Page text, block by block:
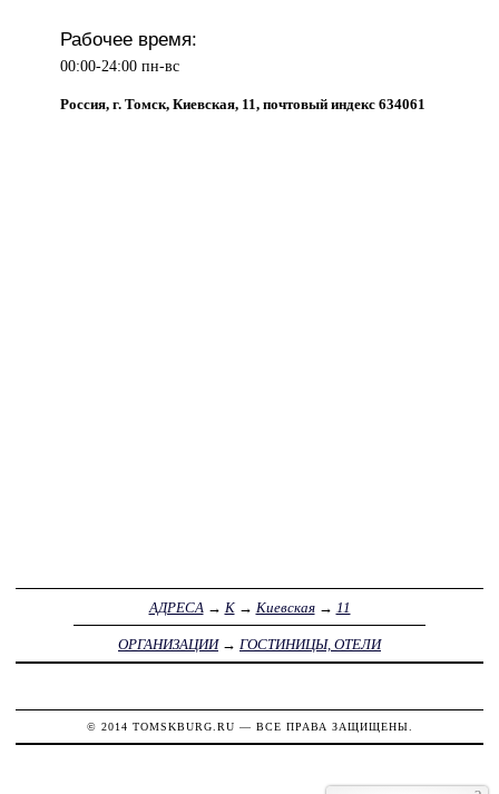
Рабочее время:
00:00-24:00 пн-вс
Россия, г. Томск, Киевская, 11, почтовый индекс 634061
АДРЕСА → К→ Киевская→ 11
ОРГАНИЗАЦИИ→ ГОСТИНИЦЫ, ОТЕЛИ
© 2014 TOMSKBURG.RU — ВСЕ ПРАВА ЗАЩИЩЕНЫ.